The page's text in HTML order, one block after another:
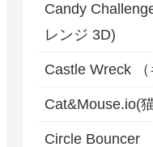
Candy
レンジ 3D)
Castle Wreck （
Cat&Mouse.io(
Circle Bouncer